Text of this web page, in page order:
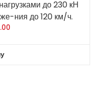
до 230 кН
ния до 120 км/ч.